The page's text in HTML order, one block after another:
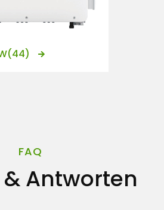
(44)
FAQ
Antworten